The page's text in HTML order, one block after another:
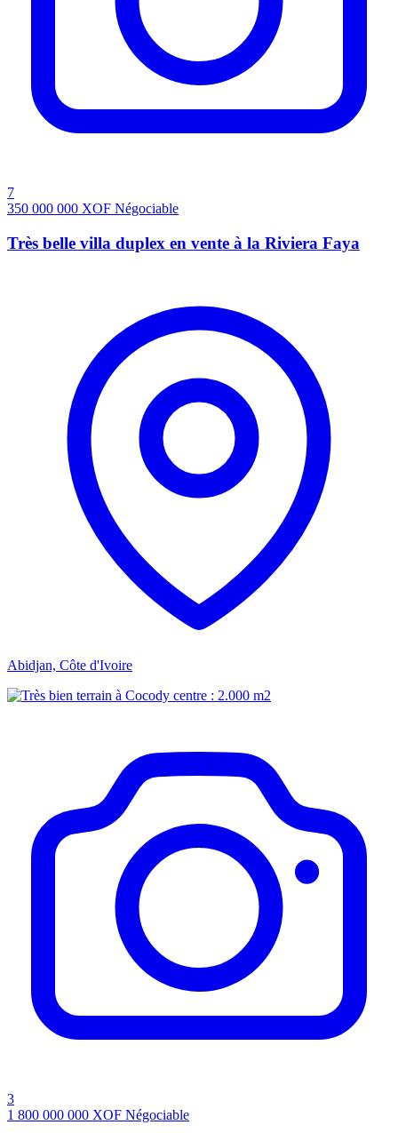
7
350 000 000 XOF Négociable
Très belle villa duplex en vente à la Riviera Faya
Abidjan, Côte d'Ivoire
3
1 800 000 000 XOF Négociable